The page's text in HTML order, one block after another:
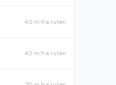
40 m fra ruten
40 m fra ruten